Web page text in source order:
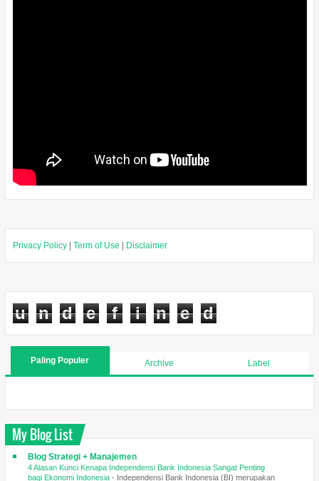
Privacy Policy| Term of Use Disclaimer
u n d e f i n e d
Paling Populer Archive Label
My Blog List
Blog Strategi + Manajemen
4 Alasan Kunci Kenapa Independensi Bank Indonesia Sangat Penting
bagi Ekonomi Indonesia - Independensi Bank Indonesia (BI) merupakan